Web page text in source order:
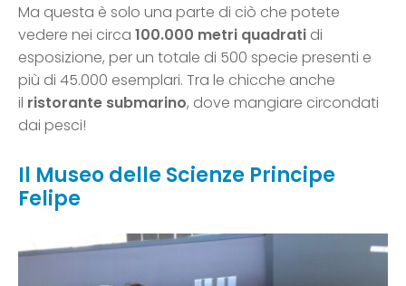
Ma questa è solo una parte di ciò che potete
vedere nei circa 100.000 metri quadrati di
esposizione, per un totale di 500 specie presenti e
più di 45.000 esemplari. Tra le chicche anche
il ristorante submarino, dove mangiare circondati
dai pesci!
Il Museo delle Scienze Principe
Felipe